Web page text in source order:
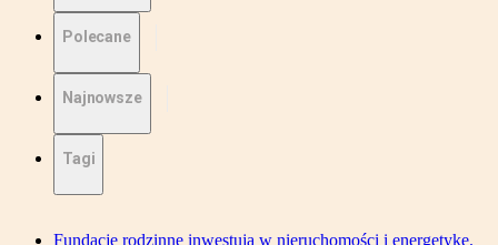
Polecane
Najnowsze
Tagi
Fundacje rodzinne inwestują w nieruchomości i energetykę.